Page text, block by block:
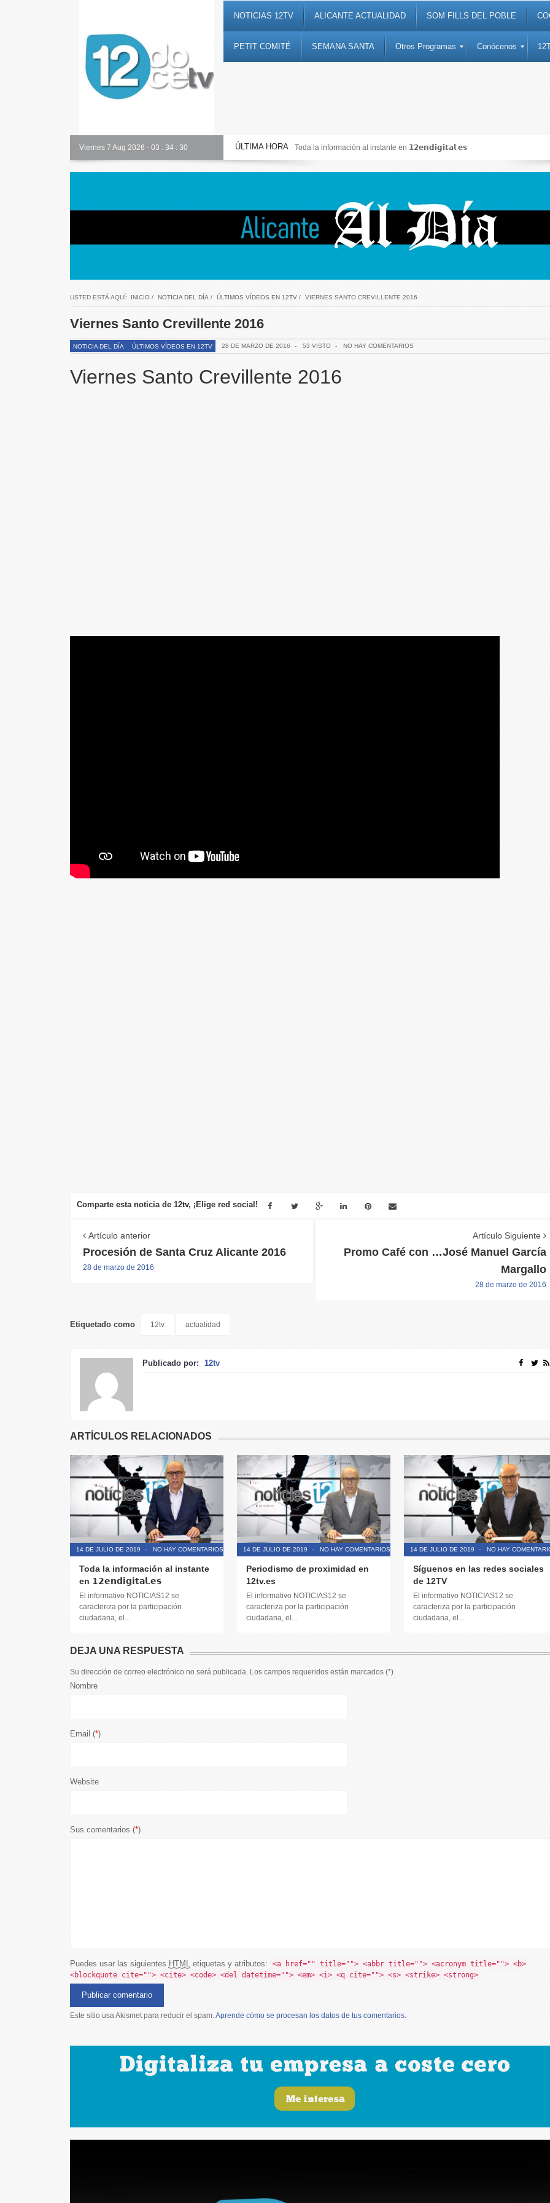
NOTICIAS 12TV ALICANTE ACTUALIDAD SOM FILLS DEL POBLE
PETIT COMITÉ SEMANA SANTA Otros Programas Conócenos
Viernes 7 Aug 2026 - 03 : 34 : 31 ÚLTIMA HORA
Toda la información al instante en 𝟭𝟮𝗲𝗻𝗱𝗶𝗴𝗶𝘁𝗮𝗹.𝗲𝘀 Noticias, debates, fiestas, cultura, ocio y entretenimiento
USTED ESTÁ AQUÍ: INICIO/ NOTICIA DEL DÍA / ÚLTIMOS VÍDEOS EN 12TV/ VIERNES SANTO CREVILLENTE 2016
Viernes Santo Crevillente 2016
NOTICIA DEL DÍA ÚLTIMOS VÍDEOS EN 12TV 28 DE MARZO DE 2016 - 53 VISTO - NO HAY COMENTARIOS
Viernes Santo Crevillente 2016
Comparte esta noticia de 12tv, ¡Elige red social!
Artículo anterior
Procesión de Santa Cruz Alicante 2016
28 de marzo de 2016
Artículo Siguiente
Promo Café con …José Manuel García
Margallo
28 de marzo de 2016
Etiquetado como 12tv actualidad
Publicado por: 12tv
ARTÍCULOS RELACIONADOS
14 DE JULIO DE 2019 - NO HAY COMENTARIOS
Toda la información al instante
en 𝟭𝟮𝗲𝗻𝗱𝗶𝗴𝗶𝘁𝗮𝗹.𝗲𝘀
El informativo NOTICIAS12 se
caracteriza por la participación
ciudadana, el...
14 DE JULIO DE 2019 - NO HAY COMENTARIOS
Periodismo de proximidad en
12tv.es
El informativo NOTICIAS12 se
caracteriza por la participación
ciudadana, el...
14 DE JULIO DE 2019 - NO HAY
Síguenos en las redes sociales
de 12TV
El informativo NOTICIAS12 se
caracteriza por la participación
ciudadana, el...
DEJA UNA RESPUESTA
Su dirección de correo electrónico no será publicada. Los campos requeridos están marcados (*)
Nombre
Email (*)
Website
Sus comentarios (*)
Puedes usar las siguientes HTML etiquetas y atributos:
<a href="" title=""> <abbr title=""> <acronym title=""> <b>
<blockquote cite=""> <cite> <code> <del datetime=""> <em> <i> <q cite=""> <s> <strike> <strong>
Este sitio usa Akismet para reducir el spam.Aprende cómo se procesan los datos de tus comentarios.